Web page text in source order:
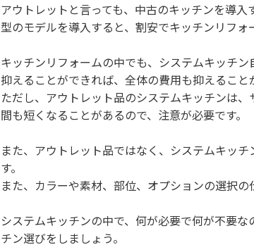
アウトレットと言っても、中古のキッチンを導
型のモデルを導入すると、割安でキッチンリフォ
キッチンリフォームの中でも、システムキッチ
抑えることができれば、全体の費用も抑えること
ただし、アウトレット品のシステムキッチンは
間も短くなることがあるので、注意が必要です。
また、アウトレット品ではなく、システムキッ
す。
また、カラーや素材、部位、オプションの選択の
システムキッチンの中で、何が必要で何が不要
チン選びをしましょう。